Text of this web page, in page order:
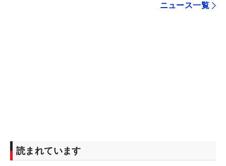
ニュース一覧
読まれています